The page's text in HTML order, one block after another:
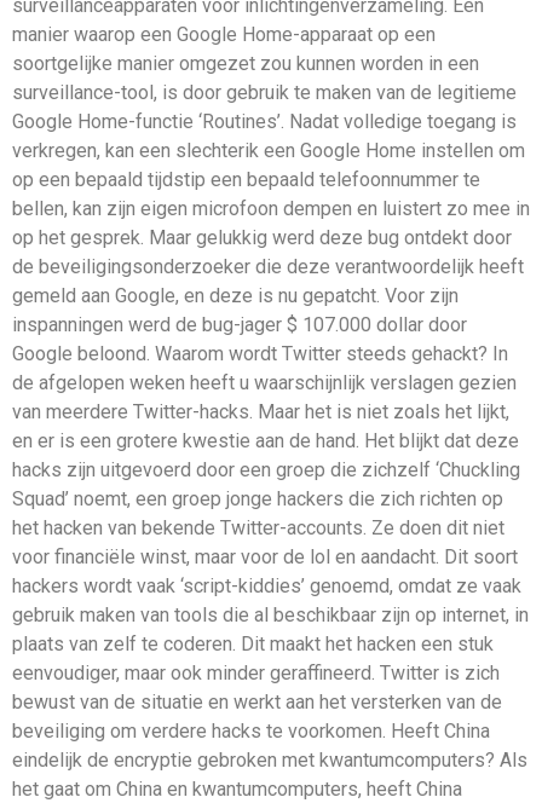
surveillanceapparaten voor inlichtingenverzameling. Een
manier waarop een Google Home-apparaat op een
soortgelijke manier omgezet zou kunnen worden in een
surveillance-tool, is door gebruik te maken van de legitieme
Google Home-functie ‘Routines’. Nadat volledige toegang is
verkregen, kan een slechterik een Google Home instellen om
op een bepaald tijdstip een bepaald telefoonnummer te
bellen, kan zijn eigen microfoon dempen en luistert zo mee in
op het gesprek. Maar gelukkig werd deze bug ontdekt door
de beveiligingsonderzoeker die deze verantwoordelijk heeft
gemeld aan Google, en deze is nu gepatcht. Voor zijn
inspanningen werd de bug-jager $ 107.000 dollar door
Google beloond. Waarom wordt Twitter steeds gehackt? In
de afgelopen weken heeft u waarschijnlijk verslagen gezien
van meerdere Twitter-hacks. Maar het is niet zoals het lijkt,
en er is een grotere kwestie aan de hand. Het blijkt dat deze
hacks zijn uitgevoerd door een groep die zichzelf ‘Chuckling
Squad’ noemt, een groep jonge hackers die zich richten op
het hacken van bekende Twitter-accounts. Ze doen dit niet
voor financiële winst, maar voor de lol en aandacht. Dit soort
hackers wordt vaak ‘script-kiddies’ genoemd, omdat ze vaak
gebruik maken van tools die al beschikbaar zijn op internet, in
plaats van zelf te coderen. Dit maakt het hacken een stuk
eenvoudiger, maar ook minder geraffineerd. Twitter is zich
bewust van de situatie en werkt aan het versterken van de
beveiliging om verdere hacks te voorkomen. Heeft China
eindelijk de encryptie gebroken met kwantumcomputers? Als
het gaat om China en kwantumcomputers, heeft China